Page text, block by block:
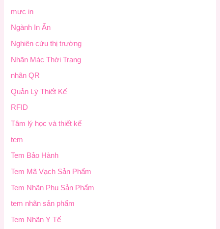
mực in
Ngành In Ấn
Nghiên cứu thị trường
Nhãn Mác Thời Trang
nhãn QR
Quản Lý Thiết Kế
RFID
Tâm lý học và thiết kế
tem
Tem Bảo Hành
Tem Mã Vạch Sản Phẩm
Tem Nhãn Phụ Sản Phẩm
tem nhãn sản phẩm
Tem Nhãn Y Tế